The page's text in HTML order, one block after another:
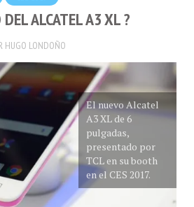
ALCATEL A3 XL ?
HUGO LONDOÑO
El nuevo Alcatel
A3 XL de 6
pulgadas,
presentado por
TCL en su booth
en el CES 2017.